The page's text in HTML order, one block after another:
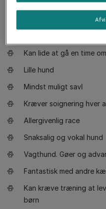
Hund egnet til ejere
Noget træning påkrævet
Kan lide at gå en time
Lille hund
Mindst muligt savl
Kræver soignering hver
Allergivenlig race
Snaksalig og vokal hund
Vagthund. Gøer og
Fantastisk med andre
Kan kræve træning at
børn